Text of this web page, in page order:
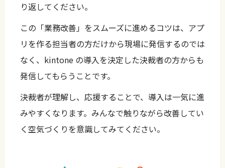
り返してください。
この「業務改善」をスムーズに進めるコツは、アプ
リを作る担当者の方だけから現場に発信するのでは
なく、kintone の導入を決定した決裁者の方からも
発信してもらうことです。
決裁者が理解し、応援することで、導入は一気に進
みやすくなります。みんなで触りながら改善してい
く空気づくりを意識してみてください。